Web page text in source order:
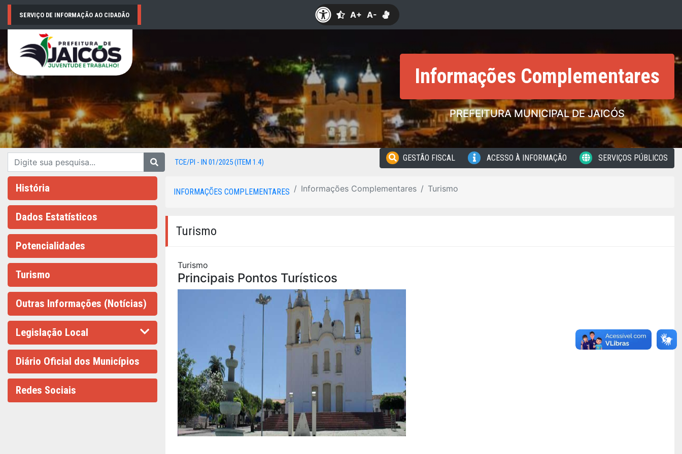
SERVIÇO DE INFORMAÇÃO AO CIDADÃO A+ A-
Informações Complementares
PREFEITURA MUNICIPAL DE JAICÓS
TCE/PI - IN 01/2025 (ITEM 1.4) GESTÃO FISCAL ACESSO À INFORMAÇÃO SERVIÇOS PÚBLICOS
História
Dados Estatísticos
Potencialidades
Turismo
Outras Informações (Notícias)
Legislação Local
Diário Oficial dos Municípios
Redes Sociais
INFORMAÇÕES COMPLEMENTARES Informações Complementares Turismo
Turismo
Turismo
Principais Pontos Turísticos